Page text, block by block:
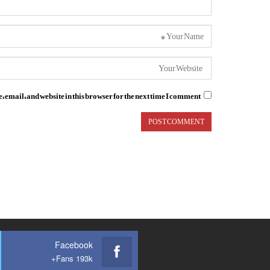
email, and website in this browser for the next time I comment.
Facebook
Fans 193k+